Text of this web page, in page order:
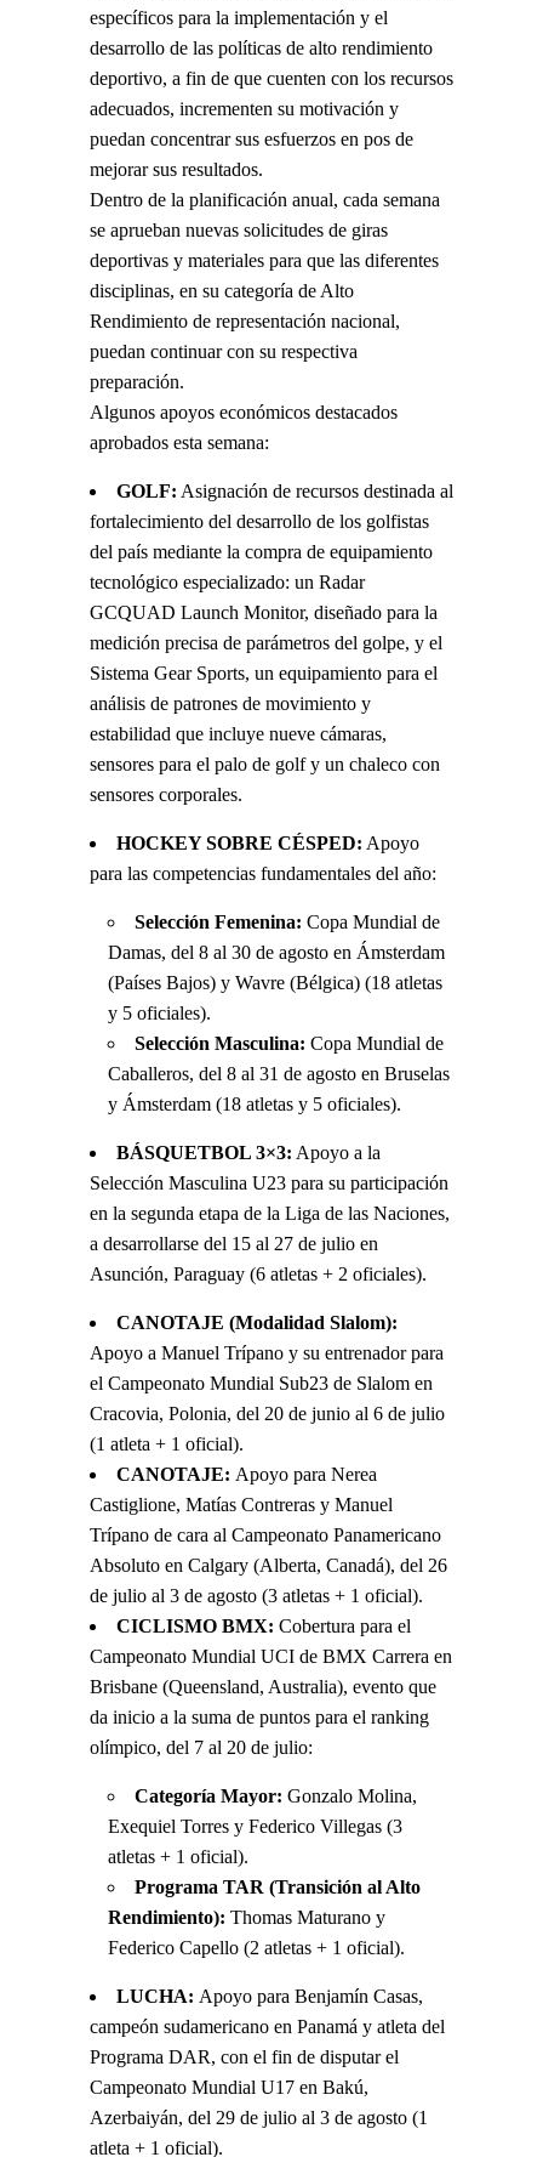
específicos para la implementación y el
desarrollo de las políticas de alto rendimiento
deportivo, a fin de que cuenten con los recursos
adecuados, incrementen su motivación y
puedan concentrar sus esfuerzos en pos de
mejorar sus resultados.
Dentro de la planificación anual, cada semana
se aprueban nuevas solicitudes de giras
deportivas y materiales para que las diferentes
disciplinas, en su categoría de Alto
Rendimiento de representación nacional,
puedan continuar con su respectiva
preparación.
Algunos apoyos económicos destacados
aprobados esta semana:
GOLF: Asignación de recursos destinada al
fortalecimiento del desarrollo de los golfistas
del país mediante la compra de equipamiento
tecnológico especializado: un Radar
GCQUAD Launch Monitor, diseñado para la
medición precisa de parámetros del golpe, y el
Sistema Gear Sports, un equipamiento para el
análisis de patrones de movimiento y
estabilidad que incluye nueve cámaras,
sensores para el palo de golf y un chaleco con
sensores corporales.
HOCKEY SOBRE CÉSPED: Apoyo
para las competencias fundamentales del año:
Selección Femenina: Copa Mundial de
Damas, del 8 al 30 de agosto en Ámsterdam
(Países Bajos) y Wavre (Bélgica) (18 atletas
y 5 oficiales).
Selección Masculina: Copa Mundial de
Caballeros, del 8 al 31 de agosto en Bruselas
y Ámsterdam (18 atletas y 5 oficiales).
BÁSQUETBOL 3×3: Apoyo a la
Selección Masculina U23 para su participación
en la segunda etapa de la Liga de las Naciones,
a desarrollarse del 15 al 27 de julio en
Asunción, Paraguay (6 atletas + 2 oficiales).
CANOTAJE (Modalidad Slalom):
Apoyo a Manuel Trípano y su entrenador para
el Campeonato Mundial Sub23 de Slalom en
Cracovia, Polonia, del 20 de junio al 6 de julio
(1 atleta + 1 oficial).
CANOTAJE: Apoyo para Nerea
Castiglione, Matías Contreras y Manuel
Trípano de cara al Campeonato Panamericano
Absoluto en Calgary (Alberta, Canadá), del 26
de julio al 3 de agosto (3 atletas + 1 oficial).
CICLISMO BMX: Cobertura para el
Campeonato Mundial UCI de BMX Carrera en
Brisbane (Queensland, Australia), evento que
da inicio a la suma de puntos para el ranking
olímpico, del 7 al 20 de julio:
Categoría Mayor: Gonzalo Molina,
Exequiel Torres y Federico Villegas (3
atletas + 1 oficial).
Programa TAR (Transición al Alto
Rendimiento): Thomas Maturano y
Federico Capello (2 atletas + 1 oficial).
LUCHA: Apoyo para Benjamín Casas,
campeón sudamericano en Panamá y atleta del
Programa DAR, con el fin de disputar el
Campeonato Mundial U17 en Bakú,
Azerbaiyán, del 29 de julio al 3 de agosto (1
atleta + 1 oficial).